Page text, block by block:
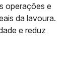
operações e
da lavoura.
e reduz